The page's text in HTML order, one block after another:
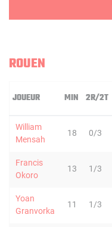
ROUEN
JOUEUR MIN 2R/2T
William
Mensah
18 0/3
Francis
Okoro
13 1/3
Yoan
Granvorka
11 1/3